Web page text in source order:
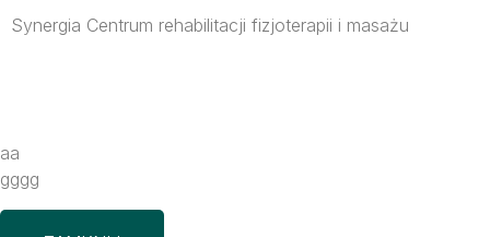
Synergia Centrum rehabilitacji fizjoterapii i masażu
aa
gggg